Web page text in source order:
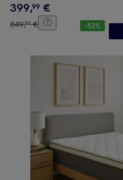
399,99 €
849,99 € -52%